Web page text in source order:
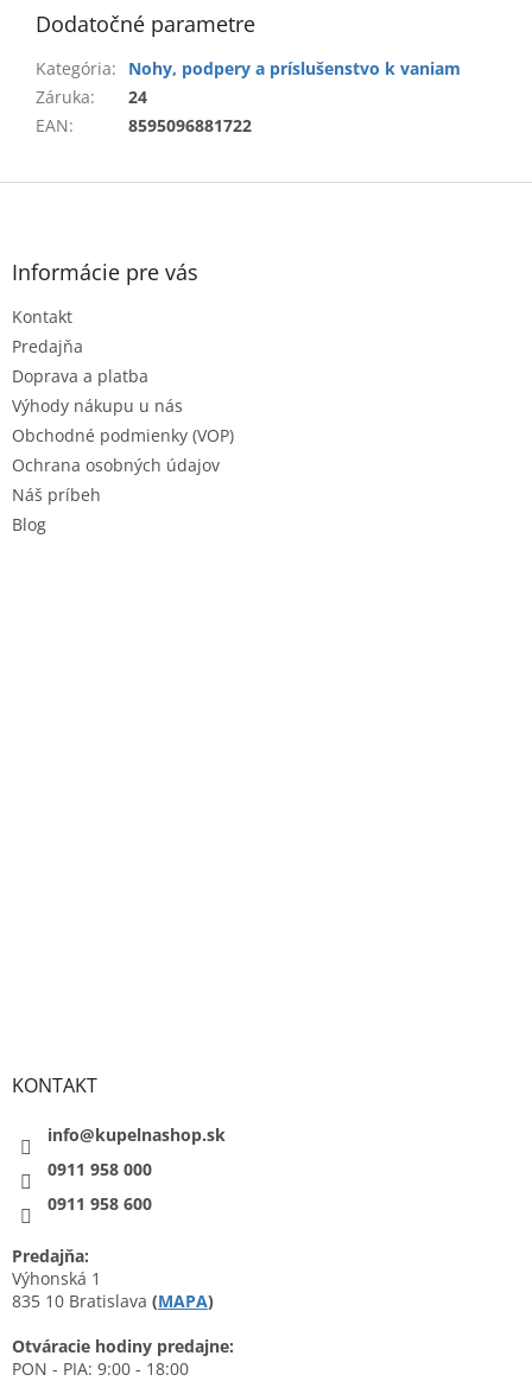
Dodatočné parametre
Kategória:
Nohy, podpery a príslušenstvo k vaniam
Záruka:
24
EAN: 8595096881722
Z
Informácie pre vás
Kontakt
Predajňa
Doprava a platba
Výhody nákupu u nás
Obchodné podmienky (VOP)
Ochrana osobných údajov
Náš príbeh
Blog
KONTAKT
info@kupelnashop.sk
0911 958 000
0911 958 600
Predajňa:
Výhonská 1
835 10 Bratislava (MAPA)
Otváracie hodiny predajne:
PON - PIA: 9:00 - 18:00